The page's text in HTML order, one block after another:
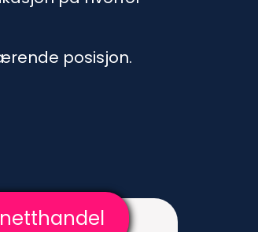
posisjon.